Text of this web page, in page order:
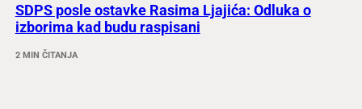
SDPS posle ostavke Rasima Ljajića: Odluka o
izborima kad budu raspisani
2 MIN ČITANJA